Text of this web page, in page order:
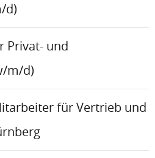
d)
Privat- und
m/d)
für Vertrieb und